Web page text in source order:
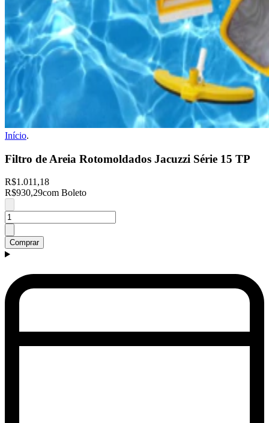
Início.
Filtro de Areia Rotomoldados Jacuzzi Série 15 TP
R$1.011,18
R$930,29com Boleto
Comprar